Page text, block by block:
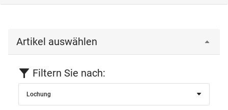
Artikel auswählen
Filtern Sie nach:
Lochung